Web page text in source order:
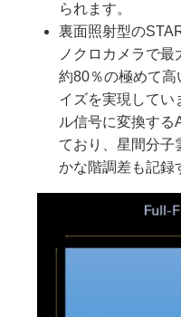
られます。
裏面照射型の
ノクロカメラで
約80％の極めて高
イズを実現してい
ル信号に変換する
ており、星間分子
かな階調差も記録